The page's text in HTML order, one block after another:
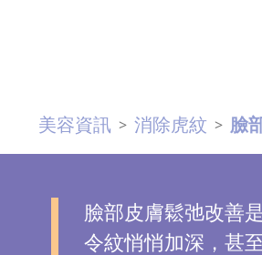
斑
袋
美容資訊 > 消除虎紋 > 臉
臉部皮膚鬆弛改善
令紋悄悄加深，甚